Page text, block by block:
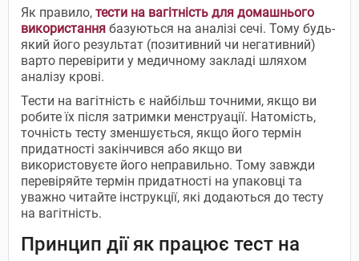
Як правило, тести на вагітність для домашнього
використання базуються на аналізі сечі. Тому будь-
який його результат (позитивний чи негативний)
варто перевірити у медичному закладі шляхом
аналізу крові.
Тести на вагітність є найбільш точними, якщо ви
робите їх після затримки менструації. Натомість,
точність тесту зменшується, якщо його термін
придатності закінчився або якщо ви
використовуєте його неправильно. Тому завжди
перевіряйте термін придатності на упаковці та
уважно читайте інструкції, які додаються до тесту
на вагітність.
Принцип дії як працює тест на